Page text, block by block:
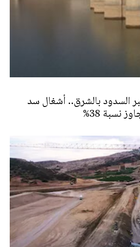
السدود بالشرق.. أشغال سد
نسبة 38%